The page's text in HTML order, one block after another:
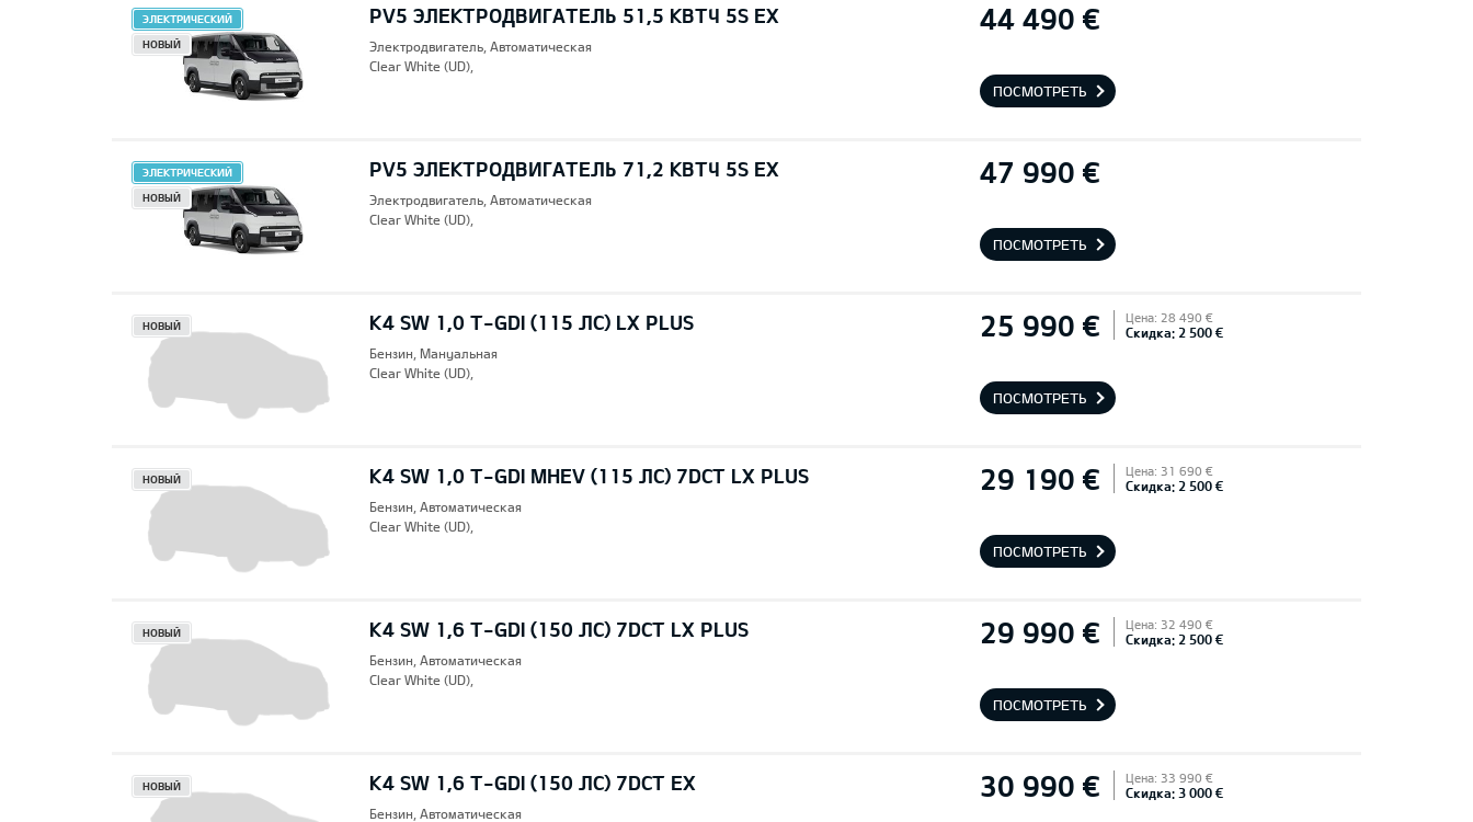
PV5 ЭЛЕКТРОДВИГАТЕЛЬ 51,5 КВТЧ 5S EX 44 490 €
ЭЛЕКТРИЧЕСКИЙ
НОВЫЙ
Электродвигатель, Автоматическая
Clear White (UD),
ПОСМОТРЕТЬ
PV5 ЭЛЕКТРОДВИГАТЕЛЬ 71,2 КВТЧ 5S EX 47 990 €
ЭЛЕКТРИЧЕСКИЙ
НОВЫЙ
Электродвигатель, Автоматическая
Clear White (UD),
ПОСМОТРЕТЬ
K4 SW 1,0 T-GDI (115 ЛС) LX PLUS 25 990 € Цена: 28 490 €
Скидка: 2 500 €
НОВЫЙ
Бензин, Mануальная
Clear White (UD),
ПОСМОТРЕТЬ
K4 SW 1,0 T-GDI MHEV (115 ЛС) 7DCT LX PLUS 29 190 € Цена: 31 690 €
Скидка: 2 500 €
НОВЫЙ
Бензин, Автоматическая
Clear White (UD),
ПОСМОТРЕТЬ
K4 SW 1,6 T-GDI (150 ЛС) 7DCT LX PLUS 29 990 € Цена: 32 490 €
Скидка: 2 500 €
НОВЫЙ
Бензин, Автоматическая
Clear White (UD),
ПОСМОТРЕТЬ
K4 SW 1,6 T-GDI (150 ЛС) 7DCT EX 30 990 € Цена: 33 990 €
Скидка: 3 000 €
НОВЫЙ
Бензин, Автоматическая